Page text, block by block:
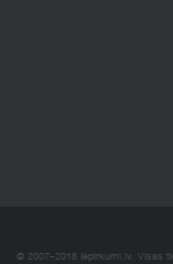
© 2007–2018 Iepirkumi.lv. Visas